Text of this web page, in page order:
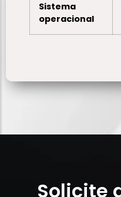
Sistema
operacional
Solicite